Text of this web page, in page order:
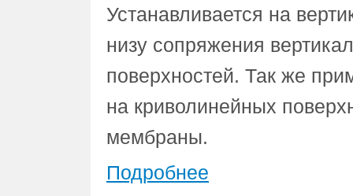
Устанавливается на
низу сопряжения
поверхностей. Так же
на криволинейных
мембраны.
Подробнее